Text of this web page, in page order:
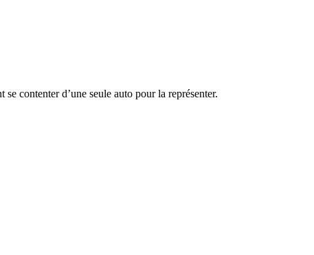
contenter d’une seule auto pour la représenter.